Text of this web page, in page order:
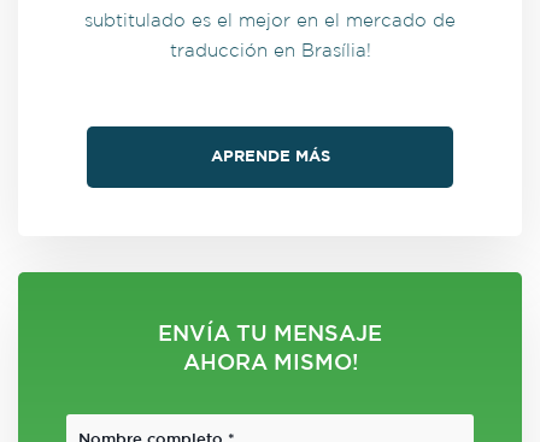
subtitulado es el mejor en el mercado de
traducción en Brasília!
APRENDE MÁS
ENVÍA TU MENSAJE
AHORA MISMO!